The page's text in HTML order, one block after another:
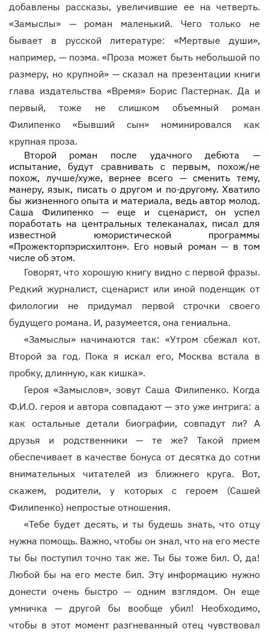
добавлены рассказы, увеличившие ее на четверть.
«Замыслы» — роман маленький. Чего только не
бывает в русской литературе: «Мертвые души»,
например, — поэма. «Проза может быть небольшой по
размеру, но крупной» — сказал на презентации книги
глава издательства «Время» Борис Пастернак. Да и
первый, тоже не слишком объемный роман
Филипенко «Бывший сын» номинировался как
крупная проза.
Второй роман после удачного дебюта —
испытание, будут сравнивать с первым, похож/не
похож, лучше/хуже, вернее всего — сменить тему,
манеру, язык, писать о другом и по-другому. Хватило
бы жизненного опыта и материала, ведь автор молод.
Саша Филипенко — еще и сценарист, он успел
поработать на центральных телеканалах, писал для
известной юмористической программы
«Прожекторпэрисхилтон». Его новый роман — в том
числе об этом.
Говорят, что хорошую книгу видно с первой фразы.
Редкий журналист, сценарист или иной поденщик от
филологии не придумал первой строчки своего
будущего романа. И, разумеется, она гениальна.
«Замыслы» начинаются так: «Утром сбежал кот.
Второй за год. Пока я искал его, Москва встала в
пробку, длинную, как кишка».
Героя «Замыслов», зовут Саша Филипенко. Когда
Ф.И.О. героя и автора совпадают — это уже интрига: а
как остальные детали биографии, совпадут ли? А
друзья и родственники — те же? Такой прием
обеспечивает в качестве бонуса от десятка до сотни
внимательных читателей из ближнего круга. Вот,
скажем, родители, у которых с героем (Сашей
Филипенко) непростые отношения.
«Тебе будет десять, и ты будешь знать, что отцу
нужна помощь. Важно, чтобы он знал, что на его месте
ты бы поступил точно так же. Ты бы тоже бил. О, да!
Любой бы на его месте бил. Эту информацию нужно
донести очень быстро — одним взглядом. Он еще
умничка — другой бы вообще убил! Необходимо,
чтобы в этот момент разгневанный отец чувствовал